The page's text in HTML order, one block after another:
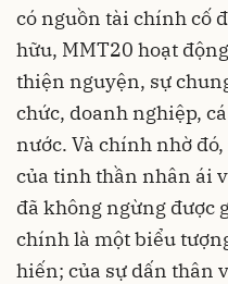
có nguồn tài chính cố
hữu, MMT20 hoạt
thiện nguyện, sự
chức, doanh nghiệp,
nước. Và chính nhờ
của tinh thần nhân ái
đã không ngừng được
chính là một biểu
hiến; của sự dấn thân